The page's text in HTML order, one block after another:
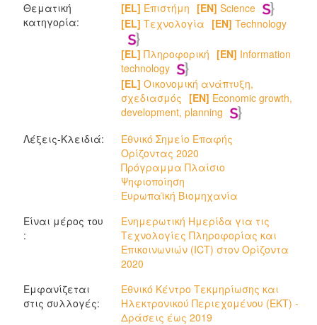
Θεματική
κατηγορία:
[EL] Επιστήμη [EN] Science
[EL] Τεχνολογία [EN] Technology
[EL] Πληροφορική [EN] Information
technology
[EL] Οικονομική ανάπτυξη,
σχεδιασμός [EN] Economic growth,
development, planning
Λέξεις-Κλειδιά:
Εθνικό Σημείο Επαφής
Ορίζοντας 2020
Πρόγραμμα Πλαίσιο
Ψηφιοποίηση
Ευρωπαϊκή Βιομηχανία
Είναι μέρος του
:
Ενημερωτική Ημερίδα για τις
Τεχνολογίες Πληροφορίας και
Επικοινωνιών (ICT) στον Ορίζοντα
2020
Εμφανίζεται
στις συλλογές:
Εθνικό Κέντρο Τεκμηρίωσης και
Ηλεκτρονικού Περιεχομένου (ΕΚΤ) -
Δράσεις έως 2019